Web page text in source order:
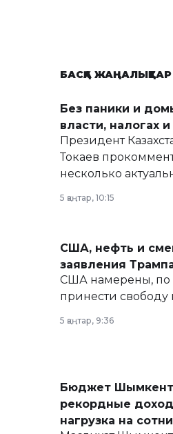
БАСҚА ЖАҢАЛЫҚТАР
Без паники и
власти, налогах
Президент
Токаев
несколько
армии, экономики
5 қаңтар, 10:15
США, нефть и
заявления
США намерены, по
принести свободу
5 қаңтар, 9:36
Бюджет
рекордные
нагрузка на